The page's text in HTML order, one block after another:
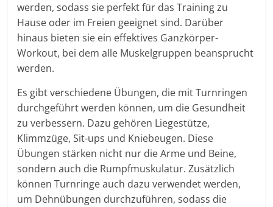
werden, sodass sie perfekt für das Training zu
Hause oder im Freien geeignet sind. Darüber
hinaus bieten sie ein effektives Ganzkörper-
Workout, bei dem alle Muskelgruppen beansprucht
werden.
Es gibt verschiedene Übungen, die mit Turnringen
durchgeführt werden können, um die Gesundheit
zu verbessern. Dazu gehören Liegestütze,
Klimmzüge, Sit-ups und Kniebeugen. Diese
Übungen stärken nicht nur die Arme und Beine,
sondern auch die Rumpfmuskulatur. Zusätzlich
können Turnringe auch dazu verwendet werden,
um Dehnübungen durchzuführen, sodass die